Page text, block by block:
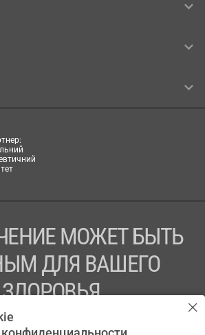
МОЖЕТ БЫТЬ
ДЛЯ ВАШЕГО
ЗДОРОВЬЯ
ПРЕПАРАТА